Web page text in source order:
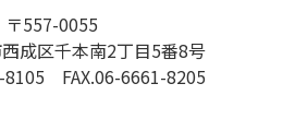
〒557-0055
成区千本南2丁目5番8号
FAX.06-6661-8205